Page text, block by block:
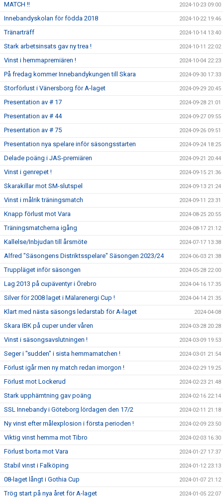
MATCH !! 2024-10-23 09:00
Innebandyskolan för födda 2018 2024-10-22 19:46
Tränarträff 2024-10-14 13:40
Stark arbetsinsats gav ny trea ! 2024-10-11 22:02
Vinst i hemmapremiären ! 2024-10-04 22:23
På fredag kommer Innebandykungen till Skara 2024-09-30 17:33
Storförlust i Vänersborg för A-laget 2024-09-29 20:45
Presentation av # 17 2024-09-28 21:01
Presentation av # 44 2024-09-27 09:55
Presentation av # 75 2024-09-26 09:51
Presentation nya spelare inför säsongsstarten 2024-09-24 18:25
Delade poäng i JAS-premiären 2024-09-21 20:44
Vinst i genrepet ! 2024-09-15 21:36
Skarakillar mot SM-slutspel 2024-09-13 21:24
Vinst i målrik träningsmatch 2024-09-11 23:31
Knapp förlust mot Vara 2024-08-25 20:55
Träningsmatcherna igång 2024-08-17 21:12
Kallelse/Inbjudan till årsmöte 2024-07-17 13:38
Alfred "Säsongens Distriktsspelare" Säsongen 2023/24 2024-06-03 21:38
Truppläget inför säsongen 2024-05-28 22:00
Lag 2013 på cupäventyr i Örebro 2024-04-16 17:35
Silver för 2008 laget i Mälarenergi Cup ! 2024-04-14 21:35
Klart med nästa säsongs ledarstab för A-laget 2024-04-08
Skara IBK på cuper under våren 2024-03-28 20:28
Vinst i säsongsavslutningen ! 2024-03-09 19:53
Seger i "sudden" i sista hemmamatchen ! 2024-03-01 21:54
Förlust igår men ny match redan imorgon ! 2024-02-29 19:25
Förlust mot Lockerud 2024-02-23 21:48
Stark upphämtning gav poäng 2024-02-16 22:14
SSL Innebandy i Göteborg lördagen den 17/2 2024-02-11 21:18
Ny vinst efter målexplosion i första perioden ! 2024-02-09 23:50
Viktig vinst hemma mot Tibro 2024-02-03 16:30
Förlust borta mot Vara 2024-01-27 17:37
Stabil vinst i Falköping 2024-01-12 23:13
08-laget långt i Gothia Cup 2024-01-07 21:12
Trög start på nya året för A-laget 2024-01-05 22:07